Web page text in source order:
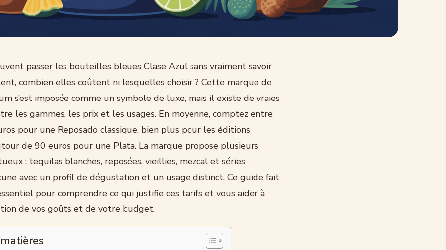
passer les bouteilles bleues Clase Azul sans vraiment savoir
combien elles coûtent ni lesquelles choisir ? Cette marque de
s’est imposée comme un symbole de luxe, mais il existe de vraies
les gammes, les prix et les usages. En moyenne, comptez entre
pour une Reposado classique, bien plus pour les éditions
de 90 euros pour une Plata. La marque propose plusieurs
: tequilas blanches, reposées, vieillies, mezcal et séries
avec un profil de dégustation et un usage distinct. Ce guide fait
pour comprendre ce qui justifie ces tarifs et vous aider à
de vos goûts et de votre budget.